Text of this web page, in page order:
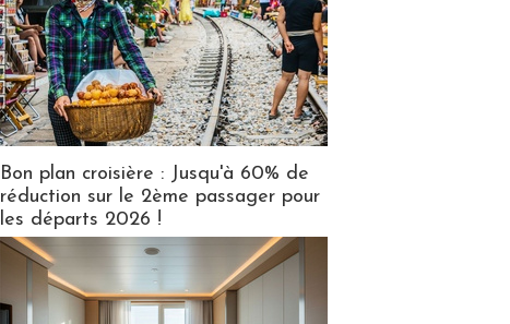
Bon plan croisière : Jusqu'à 60% de
réduction sur le 2ème passager pour
les départs 2026 !